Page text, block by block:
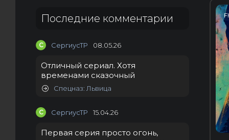
Последние комментарии
С СергиусТР 08.05.26
Отличный сериал. Хотя
временами сказочный
Спецназ: Львица
С СергиусТР 15.04.26
Первая серия просто огонь,